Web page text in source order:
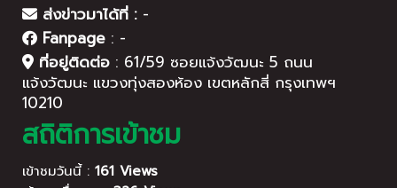
ส่งข่าวมาได้ที่ : -
Fanpage : -
ที่อยู่ติดต่อ : 61/59 ซอยแจ้งวัฒนะ 5 ถนน
แจ้งวัฒนะ แขวงทุ่งสองห้อง เขตหลักสี่ กรุงเทพฯ
10210
สถิติการเข้าชม
เข้าชมวันนี้ : 161 Views